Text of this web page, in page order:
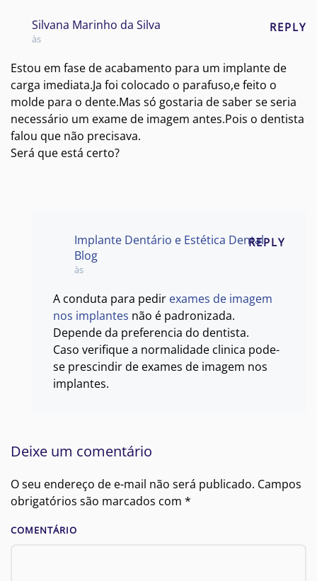
Silvana Marinho da Silva
às
REPLY
Estou em fase de acabamento para um implante de
carga imediata.Ja foi colocado o parafuso,e feito o
molde para o dente.Mas só gostaria de saber se seria
necessário um exame de imagem antes.Pois o dentista
falou que não precisava.
Será que está certo?
Implante Dentário e Estética Dental
Blog
às
REPLY
A conduta para pedir exames de imagem
nos implantes não é padronizada.
Depende da preferencia do dentista.
Caso verifique a normalidade clinica pode-
se prescindir de exames de imagem nos
implantes.
Deixe um comentário
O seu endereço de e-mail não será publicado. Campos
obrigatórios são marcados com *
COMENTÁRIO